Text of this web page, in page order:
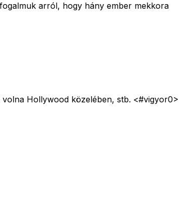
arról, hogy hány ember mekkora
Hollywood közelében, stb. <#vigyor0>